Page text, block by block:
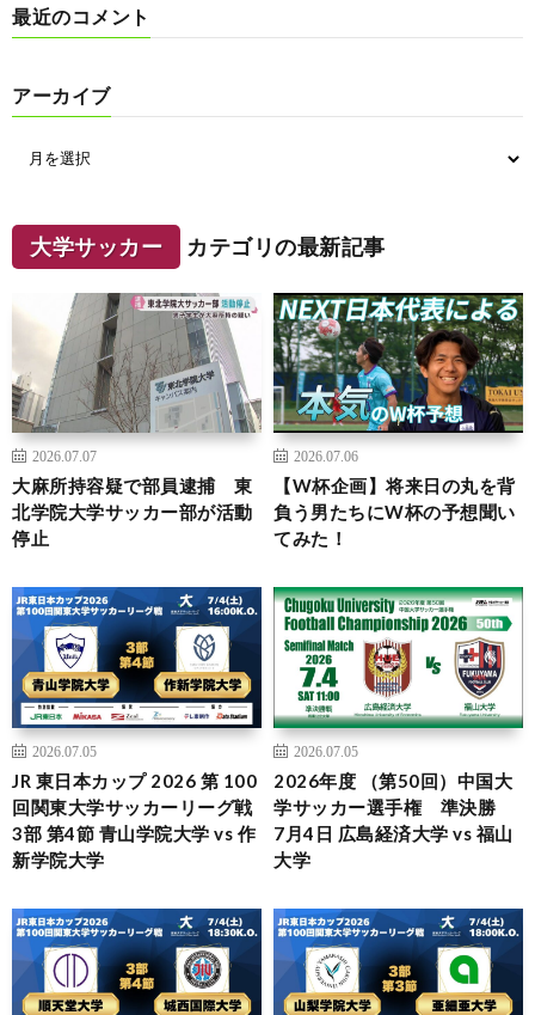
最近のコメント
アーカイブ
大学サッカー カテゴリの最新記事
2026.07.07
大麻所持容疑で部員逮捕 東
北学院大学サッカー部が活動
停止
2026.07.06
【W杯企画】将来日の丸を背
負う男たちにW杯の予想聞い
てみた！
2026.07.05
JR 東日本カップ 2026 第 100
回関東大学サッカーリーグ戦
3部 第4節 青山学院大学 vs 作
新学院大学
2026.07.05
2026年度 （第50回）中国大
学サッカー選手権 準決勝
7月4日 広島経済大学 vs 福山
大学